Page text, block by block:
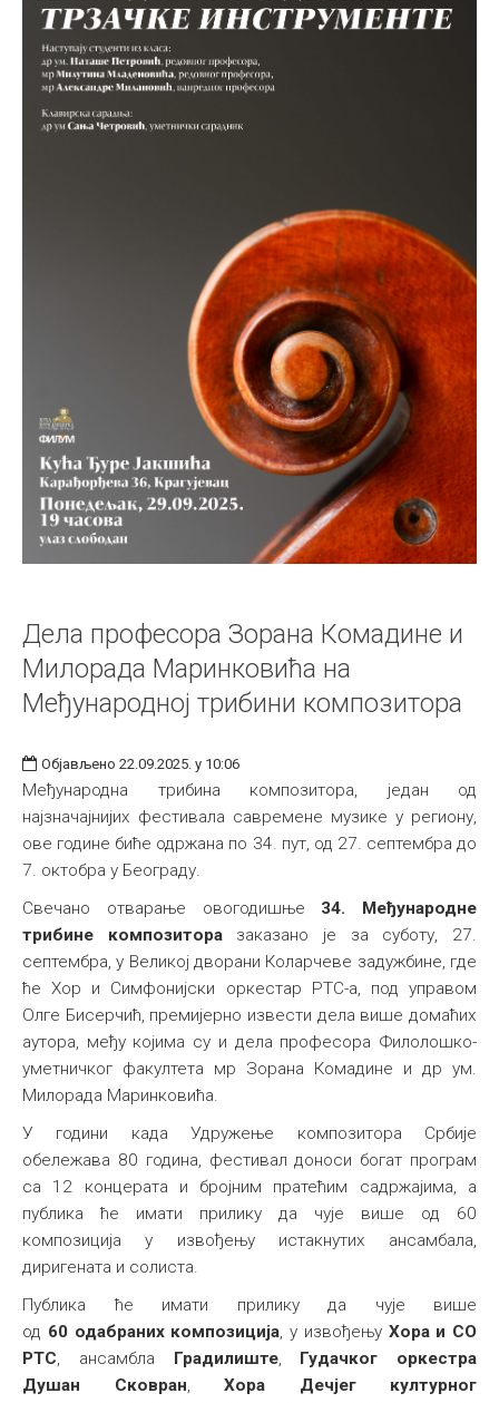
Дела професора Зорана Комадине и
Милорада Маринковића на
Међународној трибини композитора
Објављено 22.09.2025. у 10:06
Међународна трибина композитора, један од
најзначајнијих фестивала савремене музике у региону,
ове године биће одржана по 34. пут, од 27. септембра до
7. октобра у Београду.
Свечано отварање oвогодишњe 34. Међународнe
трибинe композиторa заказано је за суботу, 27.
септембра, у Великој дворани Коларчеве задужбине, где
ће Хор и Симфонијски оркестар РТС-а, под управом
Олге Бисерчић, премијерно извести дела више домаћих
аутора, међу којима су и дела професора Филолошко-
уметничког факултета мр Зорана Комадине и др ум.
Милорада Маринковића.
У години када Удружење композитора Србије
обележава 80 година, фестивал доноси богат програм
са 12 концерата и бројним пратећим садржајима, а
публика ће имати прилику да чује више од 60
композиција у извођењу истакнутих ансамбала,
диригената и солиста.
Публика ће имати прилику да чује више
од 60 одабраних композиција, у извођењу Хора и СО
РТС, ансамбла Градилиште, Гудачког оркестра
Душан Сковран, Хора Дечјег културног